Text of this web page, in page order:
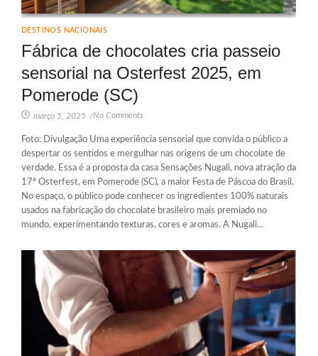
DESTINOS NACIONAIS
Fábrica de chocolates cria passeio
sensorial na Osterfest 2025, em
Pomerode (SC)
março 5, 2025 /No Comments
Foto: Divulgação Uma experiência sensorial que convida o público a
despertar os sentidos e mergulhar nas origens de um chocolate de
verdade. Essa é a proposta da casa Sensações Nugali, nova atração da
17ª Osterfest, em Pomerode (SC), a maior Festa de Páscoa do Brasil.
No espaço, o público pode conhecer os ingredientes 100% naturais
usados na fabricação do chocolate brasileiro mais premiado no
mundo, experimentando texturas, cores e aromas. A Nugali...